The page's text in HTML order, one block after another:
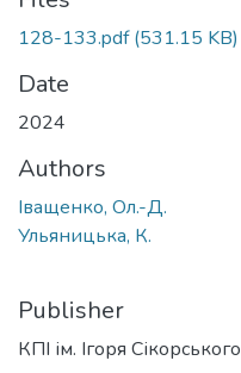
128-133.pdf(531.15 KB)
Date
2024
Authors
Іващенко, Ол.-Д.
Ульяницька, К.
Publisher
КПІ ім. Ігоря Сікорського